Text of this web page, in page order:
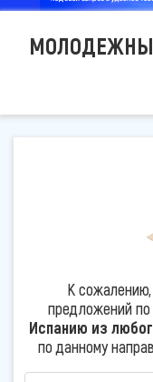
К
предложений
Испанию из
по данному